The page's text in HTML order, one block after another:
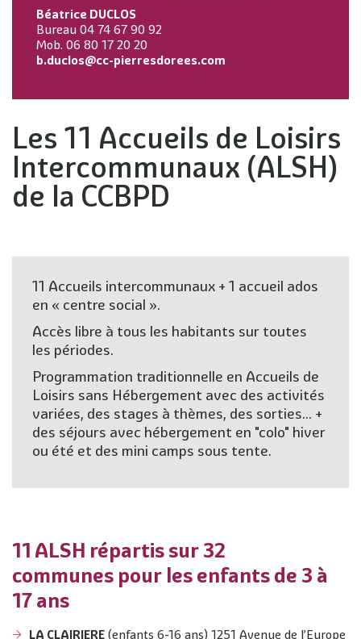
Béatrice DUCLOS
Bureau 04 74 67 90 92
Mob. 06 80 17 20 20
b.duclos@cc-pierresdorees.com
Les 11 Accueils de Loisirs
Intercommunaux (ALSH)
de la CCBPD
11 Accueils intercommunaux + 1 accueil ados
en « centre social ».
Accès libre à tous les habitants sur toutes
les périodes.
Programmation traditionnelle en Accueils de
Loisirs sans Hébergement avec des activités
variées, des stages à thèmes, des sorties... +
des séjours avec hébergement en "colo" hiver
ou été et des mini camps sous tente.
11 ALSH répartis sur 32
communes pour les enfants de 3 à
17 ans
LA CLAIRIERE (enfants 6-16 ans) 1251 Avenue de l’Europe